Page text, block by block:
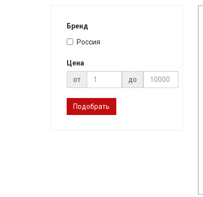
Бренд
Россия
Цена
от до
Подобрать